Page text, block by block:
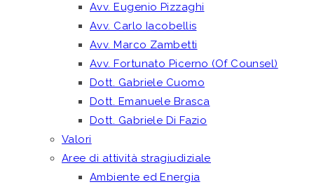
Avv. Eugenio Pizzaghi
Avv. Carlo Iacobellis
Avv. Marco Zambetti
Avv. Fortunato Picerno (Of Counsel)
Dott. Gabriele Cuomo
Dott. Emanuele Brasca
Dott. Gabriele Di Fazio
Valori
Aree di attività stragiudiziale
Ambiente ed Energia